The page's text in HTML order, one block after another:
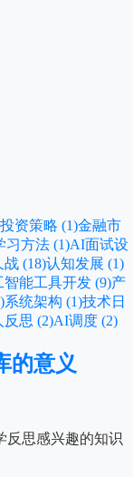
投资策略 (1)金融市
习方法 (1)AI面试设
战 (18)认知发展 (1)
智能工具开发 (9)产
系统架构 (1)技术日
反思 (2)AI调度 (2)
的意义
反思感兴趣的知识